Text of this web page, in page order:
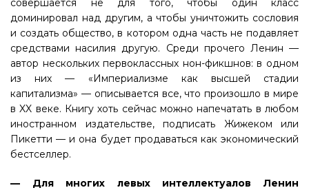
совершается не для того, чтобы один класс
доминировал над другим, а чтобы уничтожить сословия
и создать общество, в котором одна часть не подавляет
средствами насилия другую. Среди прочего Ленин —
автор нескольких первоклассных нон-фикшнов: в одном
из них — «Империализме как высшей стадии
капитализма» — описывается все, что произошло в мире
в XX веке. Книгу хоть сейчас можно напечатать в любом
иностранном издательстве, подписать Жижеком или
Пикетти — и она будет продаваться как экономический
бестселлер.
— Для многих левых интеллектуалов Ленин